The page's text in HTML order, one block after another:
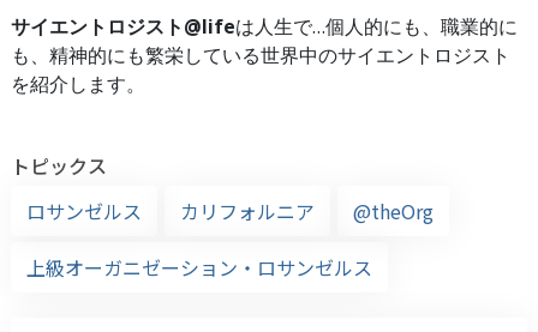
サイエントロジスト@lifeは人生で…個人的にも、 職業的に
も、精神的にも繁栄している世界中のサイエントロジスト
を紹介します。
トピックス
ロサンゼルス
カリフォルニア
@theOrg
上級オーガニゼーション・ロサンゼルス